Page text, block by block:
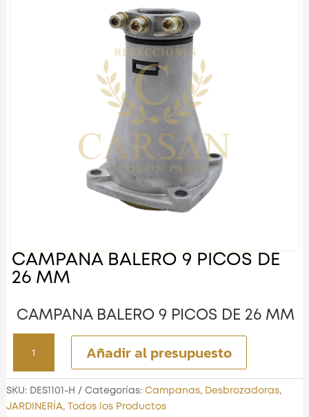
CAMPANA BALERO 9 PICOS DE
26 MM
CAMPANA BALERO 9 PICOS DE 26 MM
BALERO
9
PICOS
DE
Añadir al presupuesto
SKU: DES1101-H Categorías: Campanas, Desbrozadoras,
JARDINERÍA, Todos los Productos